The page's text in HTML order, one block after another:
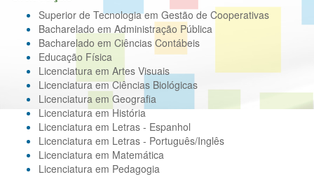
Superior de Tecnologia em Gestão de Cooperativas
Bacharelado em Administração Pública
Bacharelado em Ciências Contábeis
Educação Física
Licenciatura em Artes Visuais
Licenciatura em Ciências Biológicas
Licenciatura em Geografia
Licenciatura em História
Licenciatura em Letras - Espanhol
Licenciatura em Letras - Português/Inglês
Licenciatura em Matemática
Licenciatura em Pedagogia